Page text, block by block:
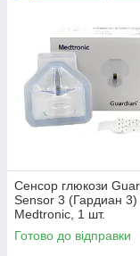
Сенсор глюкози
Sensor 3 (Гардиан 3)
Medtronic, 1 шт.
Готово до відправки